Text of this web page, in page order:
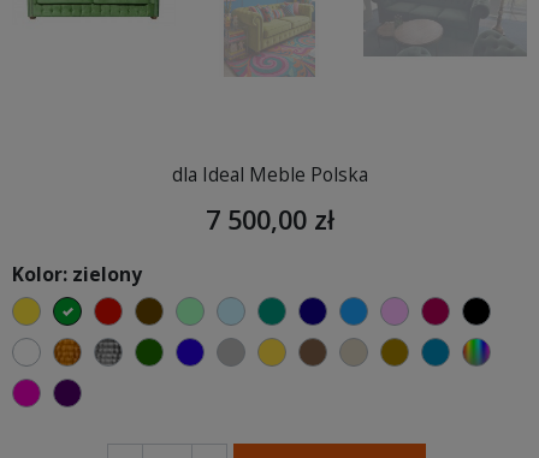
dla Ideal Meble Polska
7 500,00 zł
Kolor: zielony
żółtyzielonyczerwonyczekoladowy
miętowybłękitnyturkusowygranatowyniebieski
różowymalinowy
białyzłotysrebrnybutelkowa zieleń
ciemno niebieski
szarymusztardowy
brązowy
beżowykhakimorski
fuksjafioletowy